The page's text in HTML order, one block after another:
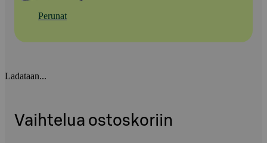
Perunat
Ladataan...
Vaihtelua ostoskoriin